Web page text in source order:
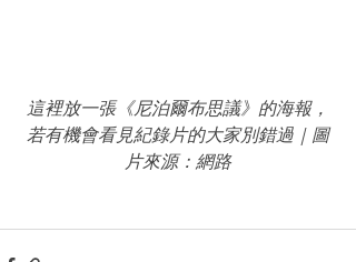
這裡放一張《尼泊爾布思議》的海報，
若有機會看見紀錄片的大家別錯過｜圖
片來源：網路